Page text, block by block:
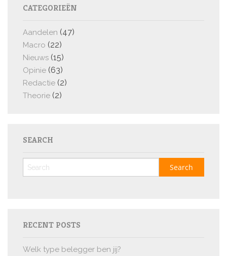
CATEGORIEËN
Aandelen (47)
Macro (22)
Nieuws (15)
Opinie (63)
Redactie (2)
Theorie (2)
SEARCH
RECENT POSTS
Welk type belegger ben jij?